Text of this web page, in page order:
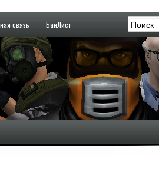
связь БанЛист